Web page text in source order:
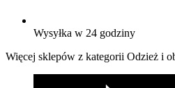
Wysyłka w 24 godziny
Więcej sklepów z kategorii Odzież i